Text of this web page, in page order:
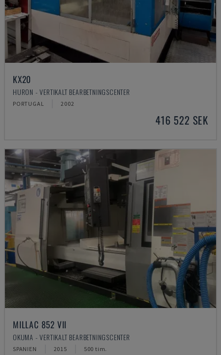
KX20
HURON - VERTIKALT BEARBETNINGSCENTER
PORTUGAL 2002
416 522 SEK
MILLAC 852 VII
OKUMA - VERTIKALT BEARBETNINGSCENTER
SPANIEN 2015 500 tim.